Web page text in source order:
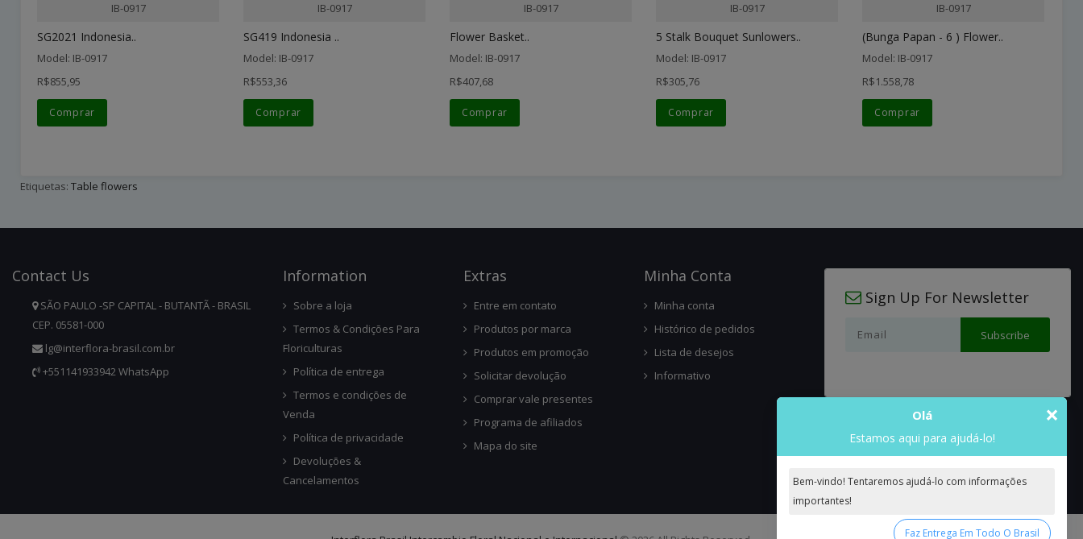
IB-0917
SG2021 Indonesia..
Model: IB-0917
R$855,95
Comprar
IB-0917
SG419 Indonesia ..
Model: IB-0917
R$553,36
Comprar
IB-0917
Flower Basket..
Model: IB-0917
R$407,68
Comprar
IB-0917
5 Stalk Bouquet Sunlowers..
Model: IB-0917
R$305,76
Comprar
IB-0917
(Bunga Papan - 6 ) Flower..
Model: IB-0917
R$1.558,78
Comprar
Etiquetas: Table flowers
Contact Us
SÃO PAULO -SP CAPITAL - BUTANTÃ - BRASIL
CEP. 05581-000
lg@interflora-brasil.com.br
+551141933942 WhatsApp
InforMation
Sobre a loja
Termos & Condições Para
Floriculturas
Política de entrega
Termos e condições de
Venda
Política de privacidade
Devoluções &
Cancelamentos
ExtRas
Entre em contato
Produtos por marca
Produtos em promoção
Solicitar devolução
Comprar vale presentes
Programa de afiliados
Mapa do site
Minha Conta
Minha conta
Histórico de pedidos
Lista de desejos
Informativo
Sign Up For Newsletter
×
Olá
Estamos aqui para ajudá-lo!
Bem-vindo! Tentaremos ajudá-lo com informações
importantes!
Faz Entrega Em Todo O Brasil